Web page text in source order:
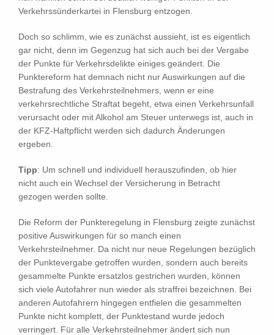
Verkehrssünderkartei in Flensburg entzogen.
Doch so schlimm, wie es zunächst aussieht, ist es eigentlich
gar nicht, denn im Gegenzug hat sich auch bei der Vergabe
der Punkte für Verkehrsdelikte einiges geändert. Die
Punktereform hat demnach nicht nur Auswirkungen auf die
Bestrafung des Verkehrsteilnehmers, wenn er eine
verkehrsrechtliche Straftat begeht, etwa einen Verkehrsunfall
verursacht oder mit Alkohol am Steuer unterwegs ist, auch in
der KFZ-Haftpflicht werden sich dadurch Änderungen
ergeben.
Tipp: Um schnell und individuell herauszufinden, ob hier
nicht auch ein Wechsel der Versicherung in Betracht
gezogen werden sollte.
Die Reform der Punkteregelung in Flensburg zeigte zunächst
positive Auswirkungen für so manch einen
Verkehrsteilnehmer. Da nicht nur neue Regelungen bezüglich
der Punktevergabe getroffen wurden, sondern auch bereits
gesammelte Punkte ersatzlos gestrichen wurden, können
sich viele Autofahrer nun wieder als straffrei bezeichnen. Bei
anderen Autofahrern hingegen entfielen die gesammelten
Punkte nicht komplett, der Punktestand wurde jedoch
verringert. Für alle Verkehrsteilnehmer ändert sich nun